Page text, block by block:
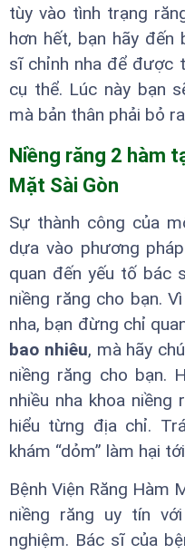
tùy vào tình trạng
hơn hết, bạn hãy
sĩ chỉnh nha để được
cụ thể. Lúc này bạn
mà bản thân phải bỏ
Niềng răng 2 hàm
Mặt Sài Gòn
Sự thành công của
dựa vào phương
quan đến yếu tố bác
niềng răng cho bạn.
nha, bạn đừng chỉ
bao nhiêu, mà hãy
niềng răng cho bạn.
nhiều nha khoa niềng
hiểu từng địa chỉ.
khám “dỏm” làm hại
Bệnh Viện Răng Hàm
niềng răng uy tín
nghiệm. Bác sĩ của